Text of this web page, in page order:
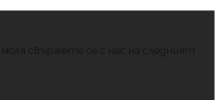
моля свържете се с нас на следният